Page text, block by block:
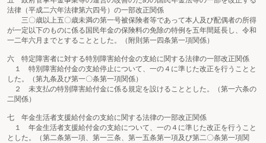
法律（平成二六年法律第六四号）の一部改正関係
三〇歳以上五〇歳未満の第一号被保険者等であって本人及び配偶者の所得
が一定以下のものに係る国民年金の保険料の免除の特例を五年間延長し、令和
一二年六月までとすることとした。（附則第一四条第一項関係）
六 特定障害者に対する特別障害給付金の支給に関する法律の一部改正関係
１ 特別障害給付金の支給停止について、一の４に準じた改正を行うことと
した。（第九条及び第一〇条第一項関係）
２ 未支払の特別障害給付金に係る規定を設けることとした。（第一六条の
二関係）
七 年金生活者支援給付金の支給に関する法律の一部改正関係
１ 年金生活者支援給付金の支給について、一の４に準じた改正を行うこと
とした。（第二条第一項、第一三条、第一五条第一項及び第二〇条第一項関